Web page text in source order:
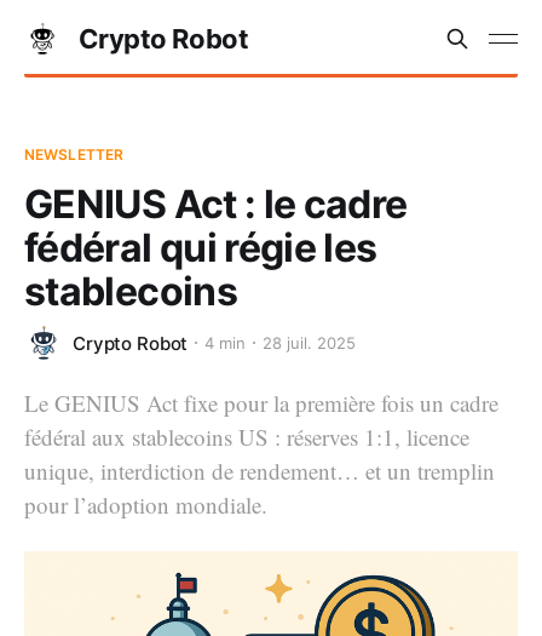
Crypto Robot
NEWSLETTER
GENIUS Act : le cadre
fédéral qui régie les
stablecoins
Crypto Robot 4 min 28 juil. 2025
Le GENIUS Act fixe pour la première fois un cadre
fédéral aux stablecoins US : réserves 1:1, licence
unique, interdiction de rendement… et un tremplin
pour l’adoption mondiale.